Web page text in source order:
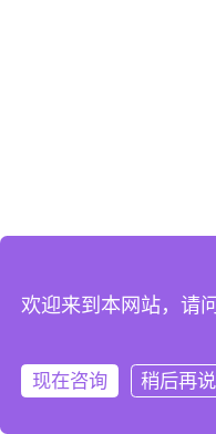
欢迎来到本网站，请
现在咨询 稍后再说